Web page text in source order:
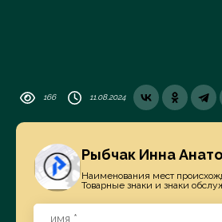
166 11.08.2024
Рыбчак Инна
Наименования мест
Товарные знаки и знаки